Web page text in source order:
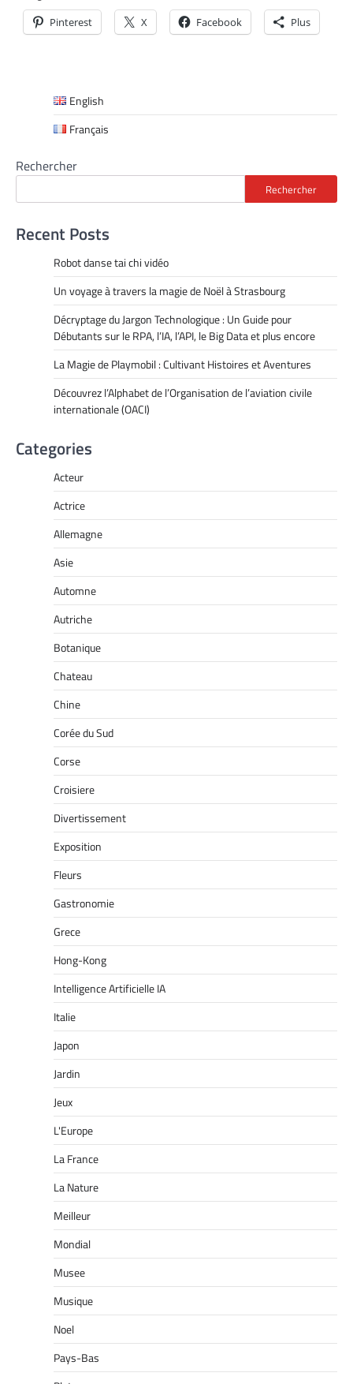
Pinterest X Facebook Plus
English
Français
Rechercher
Rechercher
Recent Posts
Robot danse tai chi vidéo
Un voyage à travers la magie de Noël à Strasbourg
Décryptage du Jargon Technologique : Un Guide pour
Débutants sur le RPA, l’IA, l’API, le Big Data et plus encore
La Magie de Playmobil : Cultivant Histoires et Aventures
Découvrez l’Alphabet de l’Organisation de l’aviation civile
internationale (OACI)
Categories
Acteur
Actrice
Allemagne
Asie
Automne
Autriche
Botanique
Chateau
Chine
Corée du Sud
Corse
Croisiere
Divertissement
Exposition
Fleurs
Gastronomie
Grece
Hong-Kong
Intelligence Artificielle IA
Italie
Japon
Jardin
Jeux
L'Europe
La France
La Nature
Meilleur
Mondial
Musee
Musique
Noel
Pays-Bas